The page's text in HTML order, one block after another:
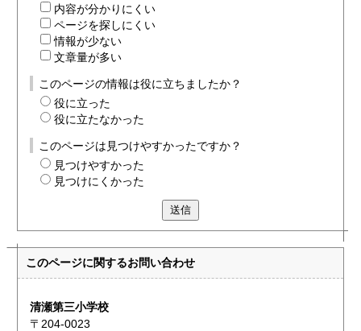
内容が分かりにくい
ページを探しにくい
情報が少ない
文章量が多い
このページの情報は役に立ちましたか？
役に立った
役に立たなかった
このページは見つけやすかったですか？
見つけやすかった
見つけにくかった
送信
このページに関するお問い合わせ
清瀬第三小学校
〒204-0023